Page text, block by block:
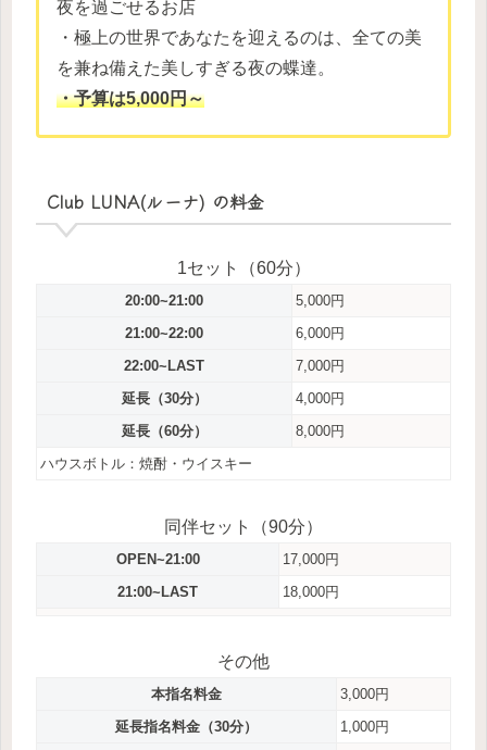
夜を過ごせるお店
・極上の世界であなたを迎えるのは、全ての美
を兼ね備えた美しすぎる夜の蝶達。
・予算は5,000円～
Club LUNA(ルーナ) の料金
1セット（60分）
20:00~21:00
5,000円
21:00~22:00
6,000円
22:00~LAST
7,000円
延長（30分）
4,000円
延長（60分）
8,000円
ハウスボトル：焼酎・ウイスキー
同伴セット（90分）
OPEN~21:00
17,000円
21:00~LAST
18,000円
その他
本指名料金
3,000円
延長指名料金（30分）
1,000円